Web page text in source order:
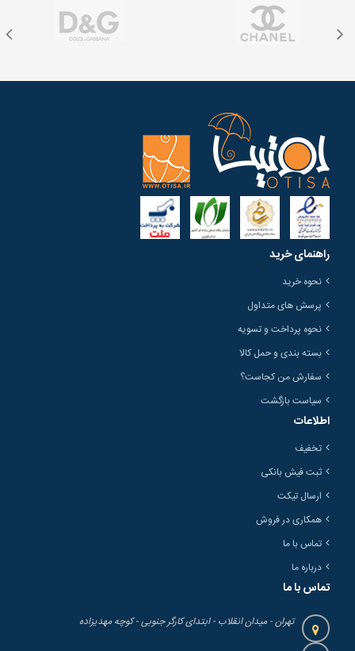
راهنمای خرید
نحوه خرید
پرسش های متداول
نحوه پرداخت و تسویه
بسته بندی و حمل کالا
سفارش من کجاست؟
سیاست بازگشت
اطلاعات
تخفیف
ثبت فیش بانکی
ارسال تیکت
همکاری در فروش
تماس با ما
درباره ما
تماس با ما
تهران - میدان انقلاب - ابتدای کارگر جنوبی - کوچه مهدیزاده